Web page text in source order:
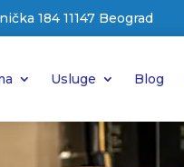
184 11147 Beograd
Usluge Blog